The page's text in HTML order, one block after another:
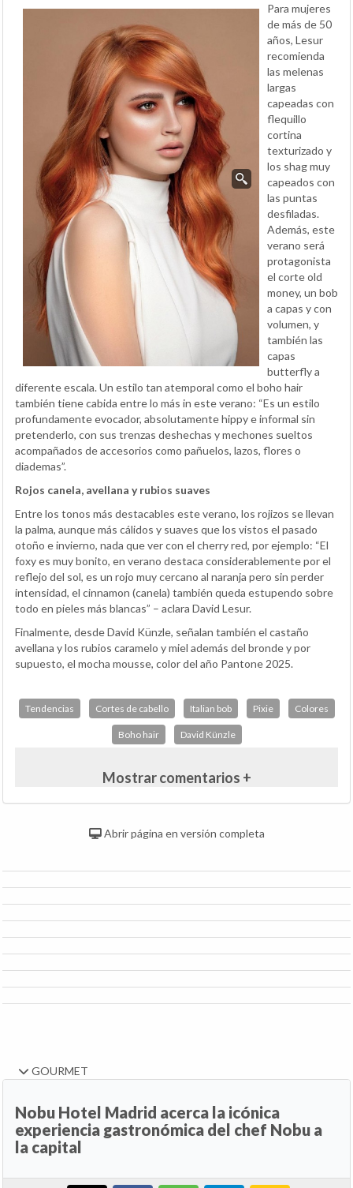
Para mujeres
de más de 50
años, Lesur
recomienda
las melenas
largas
capeadas con
flequillo
cortina
texturizado y
los shag muy
capeados con
las puntas
desfiladas.
Además, este
verano será
protagonista
el corte old
money, un bob
a capas y con
volumen, y
también las
capas
butterfly a
diferente escala. Un estilo tan atemporal como el boho hair
también tiene cabida entre lo más in este verano: “Es un estilo
profundamente evocador, absolutamente hippy e informal sin
pretenderlo, con sus trenzas deshechas y mechones sueltos
acompañados de accesorios como pañuelos, lazos, flores o
diademas”.
Rojos canela, avellana y rubios suaves
Entre los tonos más destacables este verano, los rojizos se llevan
la palma, aunque más cálidos y suaves que los vistos el pasado
otoño e invierno, nada que ver con el cherry red, por ejemplo: “El
foxy es muy bonito, en verano destaca considerablemente por el
reflejo del sol, es un rojo muy cercano al naranja pero sin perder
intensidad, el cinnamon (canela) también queda estupendo sobre
todo en pieles más blancas” – aclara David Lesur.
Finalmente, desde David Künzle, señalan también el castaño
avellana y los rubios caramelo y miel además del bronde y por
supuesto, el mocha mousse, color del año Pantone 2025.
Tendencias Cortes de cabello Italian bob Pixie Colores
Boho hair David Künzle
Mostrar comentarios +
Abrir página en versión completa
GOURMET
Nobu Hotel Madrid acerca la icónica
experiencia gastronómica del chef Nobu a
la capital